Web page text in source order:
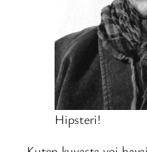
Hipsteri!